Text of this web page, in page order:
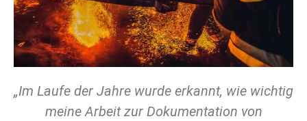
„Im Laufe der Jahre wurde erkannt, wie wichtig
meine Arbeit zur Dokumentation von